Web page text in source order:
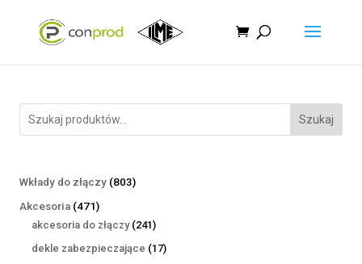
Szukaj
Wkłady do złączy 803803
Akcesoria 471471
produktów
akcesoria do złączy 241241
produktów
dekle zabezpieczające 1717